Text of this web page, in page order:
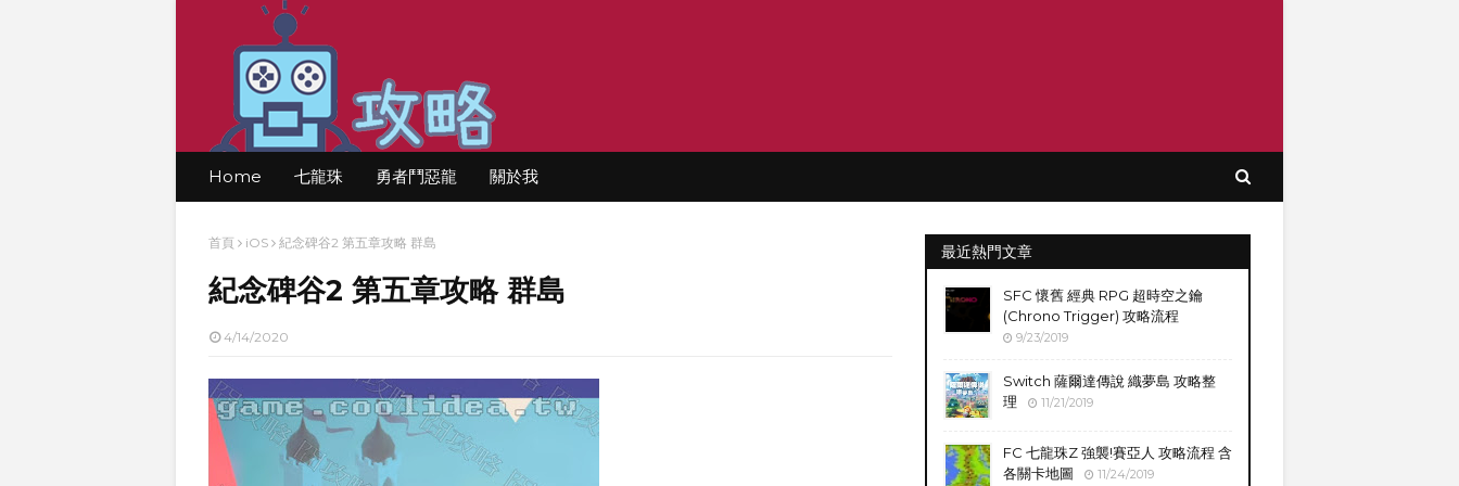
Home 七龍珠 勇者鬥惡龍 關於我
首頁 iOS 紀念碑谷2 第五章攻略 群島
紀念碑谷2 第五章攻略 群島
4/14/2020
最近熱門文章
SFC 懷舊 經典 RPG 超時空之鑰
(Chrono Trigger) 攻略流程
9/23/2019
Switch 薩爾達傳說 織夢島 攻略整
理
11/21/2019
FC 七龍珠Z 強襲!賽亞人 攻略流程 含
各關卡地圖
11/24/2019